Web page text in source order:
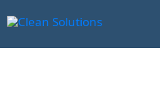
al
contenido